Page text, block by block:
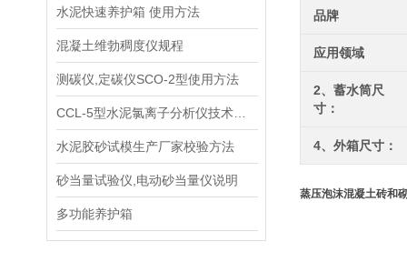
水泥快速养护箱 使用方法
混凝土维勃稠度仪规程
测碳仪,定碳仪SCO-2型使用方法
水泥胶砂试模生产厂家校验方法
砂当量试验仪,电动砂当量仪说明
多功能养护箱
品牌
应用领域
2、蓄水筒尺
寸：
4、外箱尺寸：
蒸压泡沫混凝土砖和